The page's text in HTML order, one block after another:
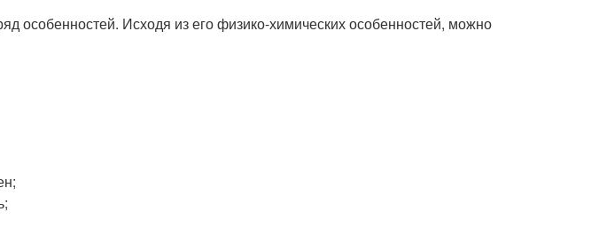
особенностей. Исходя из его физико-химических особенностей, можно